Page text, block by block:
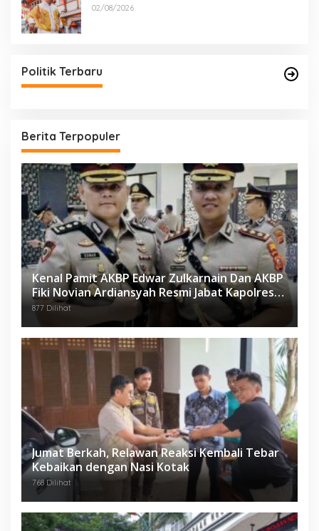
Industri Jawa…
02/08/2026
Politik Terbaru
Berita Terpopuler
Kenal Pamit AKBP Edwar Zulkarnain Dan AKBP
Fiki Novian Ardiansyah Resmi Jabat Kapolres
Karawang
877 Dilihat
Jumat Berkah, Relawan Reaksi Kembali Tebar
Kebaikan dengan Nasi Kotak
768 Dilihat